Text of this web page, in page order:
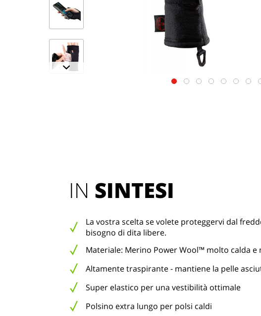
IN SINTESI
La vostra scelta se volete proteggervi dal
bisogno di dita libere.
Materiale: Merino Power Wool™ molto calda e
Altamente traspirante - mantiene la pelle
Super elastico per una vestibilità ottimale
Polsino extra lungo per polsi caldi